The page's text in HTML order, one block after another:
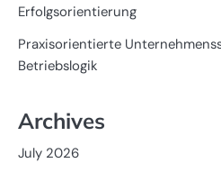
Erfolgsorientierung
Praxisorientierte
Betriebslogik
Archives
July 2026